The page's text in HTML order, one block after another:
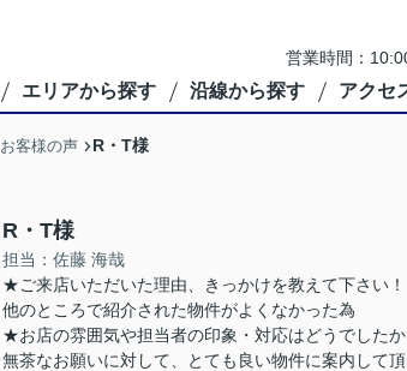
営業時間：
エリアから探す 沿線から探す アクセ
お客様の声 R・T様
R・T様
担当：佐藤 海哉
★ご来店いただいた理由、きっかけを教えて下さい！
他のところで紹介された物件がよくなかった為
★お店の雰囲気や担当者の印象・対応はどうでしたか
無茶なお願いに対して、とても良い物件に案内して頂